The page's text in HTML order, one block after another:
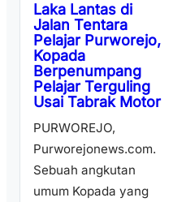
Laka Lantas di
Jalan Tentara
Pelajar Purworejo,
Kopada
Berpenumpang
Pelajar Terguling
Usai Tabrak Motor
PURWOREJO,
Purworejonews.com.
Sebuah angkutan
umum Kopada yang